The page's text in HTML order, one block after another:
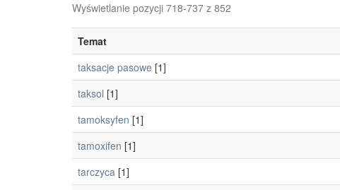
Wyświetlanie pozycji 718-737 z 852
Temat
taksacje pasowe [1]
taksol [1]
tamoksyfen [1]
tamoxifen [1]
tarczyca [1]